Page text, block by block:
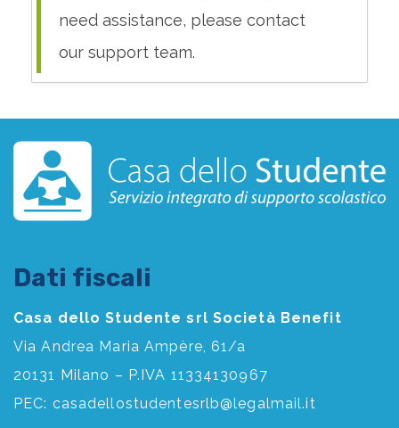
need assistance, please contact
our support team.
Dati fiscali
Casa dello Studente srl Società Benefit
Via Andrea Maria Ampère, 61/a
20131 Milano – P.IVA 11334130967
PEC: casadellostudentesrlb@legalmail.it